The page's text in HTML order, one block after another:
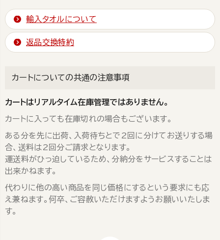
輸入タオルについて
返品交換特約
カートについての共通の注意事項
カートはリアルタイム在庫管理ではありません。
カートに入っても在庫切れの場合もございます。
ある分を先に出荷、入荷待ちとで2回に分けてお送りする場
合、送料は2回分ご請求となります。
運送料がひっ迫しているため、分納分をサービスすることは
出来かねます。
代わりに他の高い商品を同じ価格にするという要求にも応
え兼ねます。何卒、ご容赦いただけますようお願いいたしま
す。